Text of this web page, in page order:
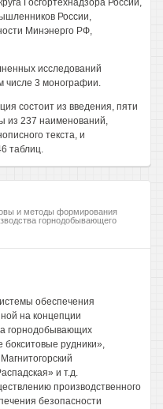
Госгортехнадзора России,
России,
Минэнерго РФ,
исследований
числе 3 монографии.
состоит из введения, пяти
из 237 наименований,
текста, и
таблиц.
и методы формирования
горнодобывающего
обеспечения
на концепции
горнодобывающих
рудники»,
и т.д.
производственного
безопасности